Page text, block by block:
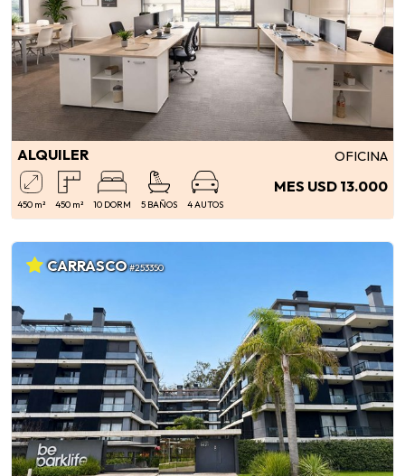
ALQUILER OFICINA
450 m² 450 m² 10 DORM 5 BAÑOS 4 AUTOS
MES USD 13.000
CARRASCO#253350